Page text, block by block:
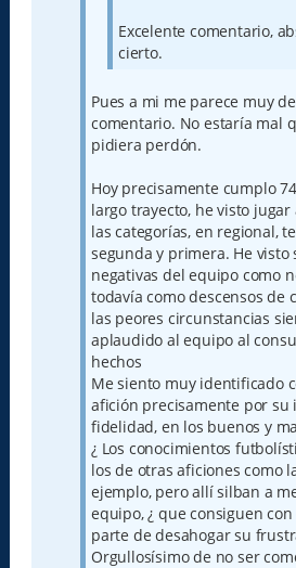
Excelente comentario,
cierto.
Pues a mi me parece muy
comentario. No estaría mal
pidiera perdón.
Hoy precisamente cumplo
largo trayecto, he visto
las categorías, en regional,
segunda y primera. He visto
negativas del equipo como
todavía como descensos de
las peores circunstancias
aplaudido al equipo al
hechos
Me siento muy identificado
afición precisamente por su
fidelidad, en los buenos y
¿ Los conocimientos
los de otras aficiones como
ejemplo, pero allí silban a
equipo, ¿ que consiguen con
parte de desahogar su
Orgullosísimo de no ser